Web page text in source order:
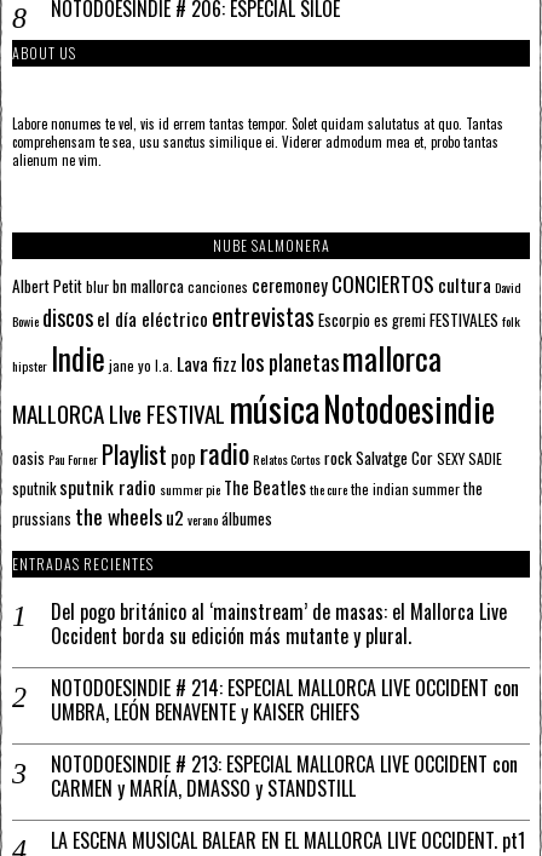
NOTODOESINDIE # 206: ESPECIAL SILOÉ
ABOUT US
Labore nonumes te vel, vis id errem tantas tempor. Solet quidam salutatus at quo. Tantas
comprehensam te sea, usu sanctus similique ei. Viderer admodum mea et, probo tantas
alienum ne vim.
NUBE SALMONERA
Albert Petitblurbn mallorcacanciones ceremoneyCONCIERTOS cultura David
Bowie discosel día eléctrico entrevistas Escorpioes gremiFESTIVALES folk
hipster Indie jane yo l.a. Lava fizz los planetasmallorca
MALLORCA LIve FESTIVAL músicaNotodoesindie
oasis Pau Forner Playlist pop radioRelatos CortosrockSalvatge CorSEXY SADIE
sputnik sputnik radio summer pie The Beatlesthe curethe indian summerthe
prussians the wheelsu2 veranoálbumes
ENTRADAS RECIENTES
Del pogo británico al ‘mainstream’ de masas: el Mallorca Live
Occident borda su edición más mutante y plural.
NOTODOESINDIE # 214: ESPECIAL MALLORCA LIVE OCCIDENT con
UMBRA, LEÓN BENAVENTE y KAISER CHIEFS
NOTODOESINDIE # 213: ESPECIAL MALLORCA LIVE OCCIDENT con
CARMEN y MARÍA, DMASSO y STANDSTILL
LA ESCENA MUSICAL BALEAR EN EL MALLORCA LIVE OCCIDENT. pt1